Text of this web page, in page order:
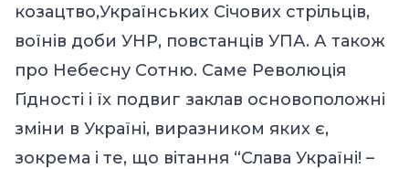
козацтво,Українських Січових стрільців,
воїнів доби УНР, повстанців УПА. А також
про Небесну Сотню. Саме Революція
Гідності і їх подвиг заклав основоположні
зміни в Україні, виразником яких є,
зокрема і те, що вітання “Слава Україні! –